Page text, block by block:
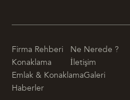
Firma Rehberi
Ne Nerede ?
Konaklama
İletişim
Emlak & KonaklamaGaleri
Haberler